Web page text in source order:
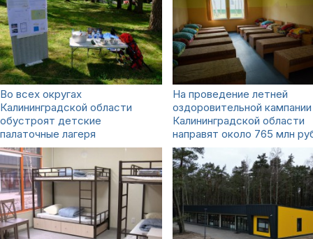
Во всех округах
Калининградской области
обустроят детские
палаточные лагеря
На проведение летней
оздоровительной
Калининградской области
направят около 765 млн